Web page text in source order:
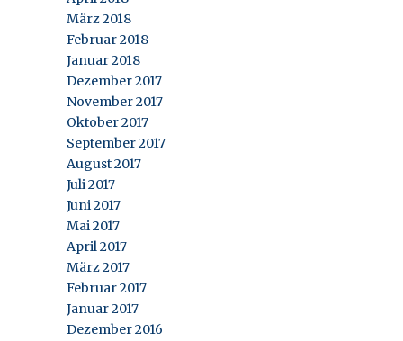
März 2018
Februar 2018
Januar 2018
Dezember 2017
November 2017
Oktober 2017
September 2017
August 2017
Juli 2017
Juni 2017
Mai 2017
April 2017
März 2017
Februar 2017
Januar 2017
Dezember 2016